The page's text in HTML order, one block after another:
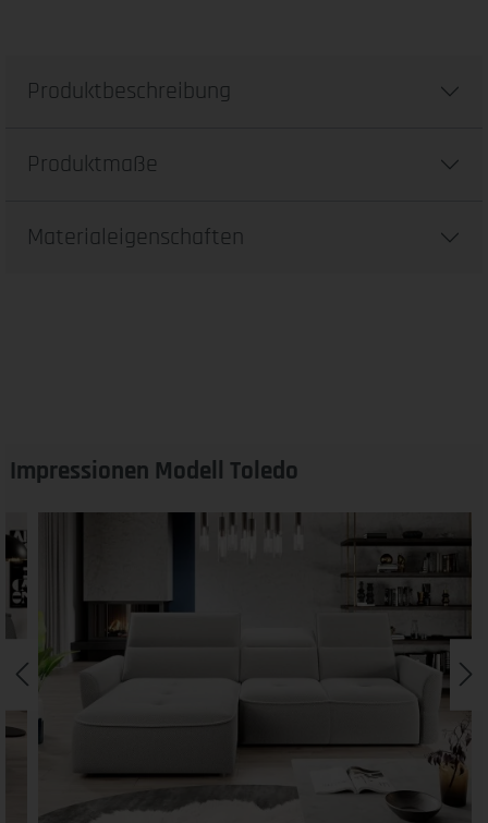
Produktbeschreibung
Produktmaße
Materialeigenschaften
Impressionen Modell Toledo